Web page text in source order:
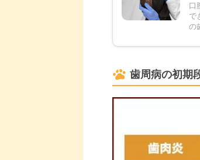
口
で
の
歯周病の初期